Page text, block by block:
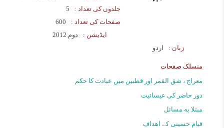
جلدوں کی تعداد :
5
صفحات کی تعداد :
600
ایڈیشن :
دوم 2012
زبان :
اردو
منسلک صفحات
معراج ، شق القمر اور قطبین میں عبادت کا حکم
دور حاضر کی عیسائیت
مبتلا به مسائل
قیام حسینی کے اهداف